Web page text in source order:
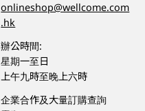
onlineshop@wellcome.com
.hk
辦公時間:
星期一至日
上午九時至晚上六時
企業合作及大量訂購查詢